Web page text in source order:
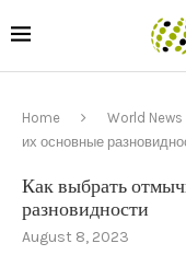
Home World News
их основные
Как выбрать
разновидности
August 8, 2023